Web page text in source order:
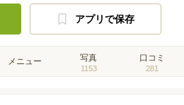
アプリで保存
メニュー 写真
1153
口コミ
281